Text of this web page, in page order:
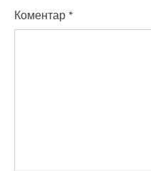
Коментар *